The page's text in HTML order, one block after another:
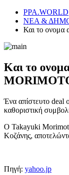
PPA.WORLD
ΝΕΑ &
Και το
Και το
Ένα απίστευτο
καθοριστική
Ο Takayuki
Κοζάνης,
Πηγή: yahoo.jp